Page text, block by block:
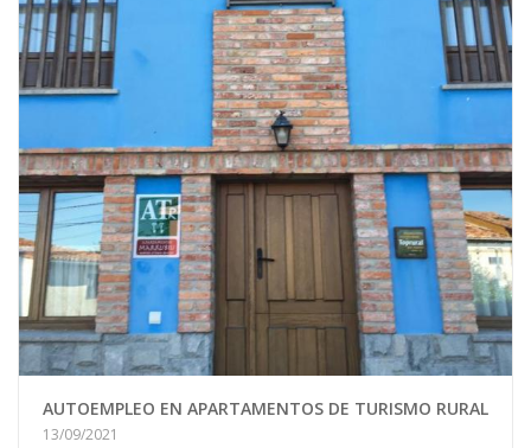
AUTOEMPLEO EN APARTAMENTOS DE TURISMO RURAL
13/09/2021